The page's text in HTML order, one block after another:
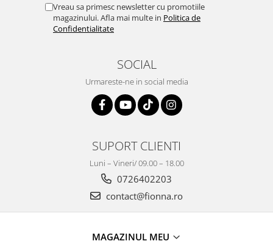
Vreau sa primesc newsletter cu promotiile
magazinului. Afla mai multe in Politica de
Confidentialitate
SOCIAL
Urmareste-ne in social media
SUPORT CLIENTI
Luni – Vineri/ 09.00 – 18.00
0726402203
contact@fionna.ro
MAGAZINUL MEU